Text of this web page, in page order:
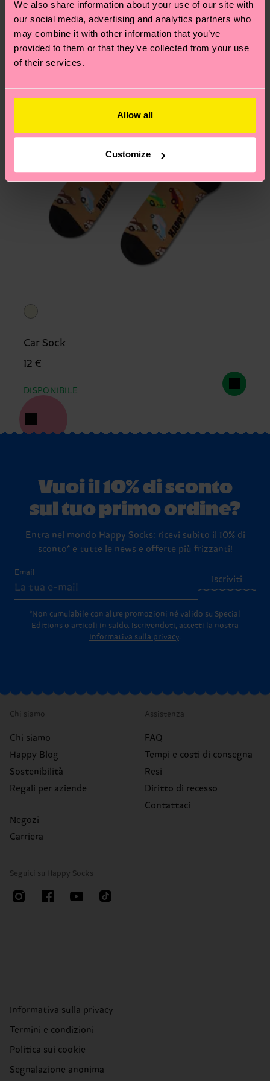
We also share information about your use of our site with
our social media, advertising and analytics partners who
may combine it with other information that you’ve
provided to them or that they’ve collected from your use
of their services.
Allow all
Customize
Hai domande sui resi? Visita la nostra paginaResi
per trovare le risposte alle domande più comuni.
Novità
Car Sock
12 €
DISPONIBILE
Vuoi il 10% di sconto
sul tuo primo ordine?
Entra nel mondo Happy Socks: ricevi subito il 10% di
sconto* e tutte le news e offerte più frizzanti!
Email
Iscriviti
*Non cumulabile con altre promozioni né valido su Special
Editions o articoli in saldo.
Iscrivendoti, accetti la nostra
Informativa sulla privacy.
Chi siamo
Chi siamo
Happy Blog
Sostenibilità
Regali per aziende
Negozi
Carriera
Assistenza
FAQ
Tempi e costi di consegna
Resi
Diritto di recesso
Contattaci
Seguici su Happy Socks
Informativa sulla privacy
Termini e condizioni
Politica sui cookie
Segnalazione anonima